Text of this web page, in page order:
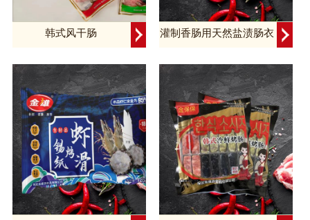
韩式风干肠 灌制香肠用天然盐渍肠衣